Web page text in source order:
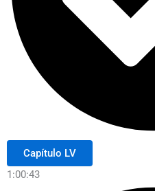
Capítulo LV
1:00:43